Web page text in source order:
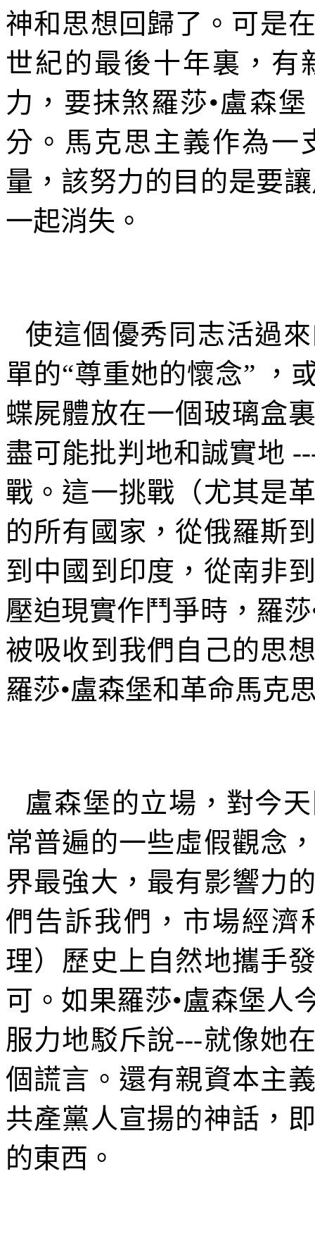
神和思想回歸了。可是
世紀的最後十年裏，有
力，要抹煞羅莎•盧森
分。馬克思主義作為一
量，該努力的目的是要
一起消失。
使這個優秀同志活過
單的“尊重她的懷念”
，
蝶屍體放在一個玻璃盒
盡可能批判地和誠實地
戰。這一挑戰（尤其是
的所有國家，從俄羅斯
到中國到印度，從南非
壓迫現實作鬥爭時，羅
被吸收到我們自己的思
羅莎•盧森堡和革命馬克
盧森堡的立場，對今
常普遍的一些虛假觀念
界最強大，最有影響力
們告訴我們，市場經濟
理）歷史上自然地攜手
可。如果羅莎•盧森堡人
服力地駁斥說---就像她
個謊言。還有親資本主
共產黨人宣揚的神話，
的東西。